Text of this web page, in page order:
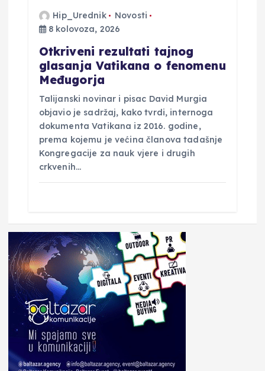
Hip_Urednik
Novosti
8 kolovoza, 2026
Otkriveni rezultati tajnog
glasanja Vatikana o fenomenu
Međugorja
Talijanski novinar i pisac David Murgia
objavio je sadržaj, kako tvrdi, internoga
dokumenta Vatikana iz 2016. godine,
prema kojemu je većina članova tadašnje
Kongregacije za nauk vjere i drugih
crkvenih…